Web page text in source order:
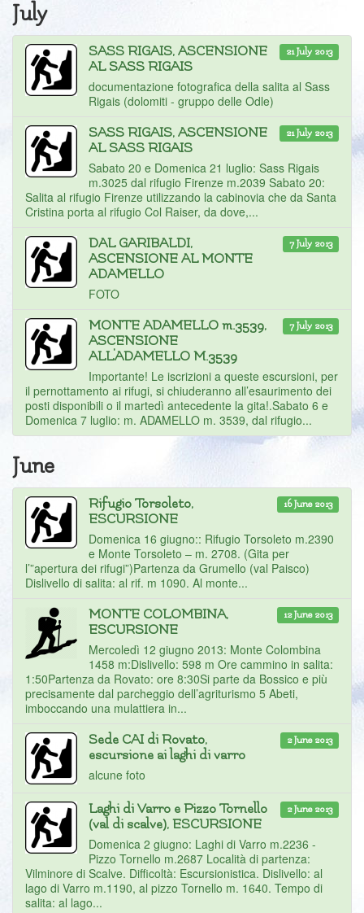
July
21 July 2013
SASS RIGAIS, ASCENSIONE
AL SASS RIGAIS
documentazione fotografica della salita al Sass
Rigais (dolomiti - gruppo delle Odle)
21 July 2013
SASS RIGAIS, ASCENSIONE
AL SASS RIGAIS
Sabato 20 e Domenica 21 luglio: Sass Rigais
m.3025 dal rifugio Firenze m.2039 Sabato 20:
Salita al rifugio Firenze utilizzando la cabinovia che da Santa
Cristina porta al rifugio Col Raiser, da dove,...
7 July 2013
DAL GARIBALDI,
ASCENSIONE AL MONTE
ADAMELLO
FOTO
7 July 2013
MONTE ADAMELLO m.3539,
ASCENSIONE
ALL'ADAMELLO M.3539
Importante! Le iscrizioni a queste escursioni, per
il pernottamento ai rifugi, si chiuderanno all’esaurimento dei
posti disponibili o il martedì antecedente la gita!.Sabato 6 e
Domenica 7 luglio: m. ADAMELLO m. 3539, dal rifugio...
June
16 June 2013
Rifugio Torsoleto,
ESCURSIONE
Domenica 16 giugno:: Rifugio Torsoleto m.2390
e Monte Torsoleto – m. 2708. (Gita per
l’”apertura dei rifugi”)Partenza da Grumello (val Paisco)
Dislivello di salita: al rif. m 1090. Al monte...
12 June 2013
MONTE COLOMBINA,
ESCURSIONE
Mercoledì 12 giugno 2013: Monte Colombina
1458 m:Dislivello: 598 m Ore cammino in salita:
1:50Partenza da Rovato: ore 8:30Si parte da Bossico e più
precisamente dal parcheggio dell’agriturismo 5 Abeti,
imboccando una mulattiera in...
2 June 2013
Sede CAI di Rovato,
escursione ai laghi di varro
alcune foto
2 June 2013
Laghi di Varro e Pizzo Tornello
(val di scalve), ESCURSIONE
Domenica 2 giugno: Laghi di Varro m.2236 -
Pizzo Tornello m.2687 Località di partenza:
Vilminore di Scalve. Difficoltà: Escursionistica. Dislivello: al
lago di Varro m.1190, al pizzo Tornello m. 1640. Tempo di
salita: al lago...